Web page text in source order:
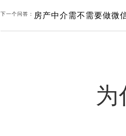
下一个问答： 房产中介需不需要做微